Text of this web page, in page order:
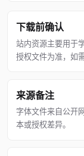
下载前确认
站内资源主要用于
授权文件为准，如
来源备注
字体文件来自公开
本或授权差异。